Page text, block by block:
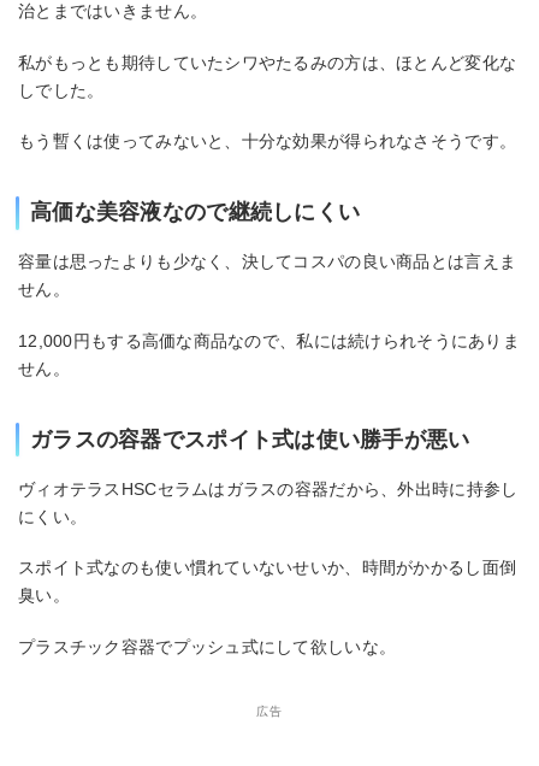
治とまではいきません。
私がもっとも期待していたシワやたるみの方は、ほとんど変化な
しでした。
もう暫くは使ってみないと、十分な効果が得られなさそうです。
高価な美容液なので継続しにくい
容量は思ったよりも少なく、決してコスパの良い商品とは言えま
せん。
12,000円もする高価な商品なので、私には続けられそうにありま
せん。
ガラスの容器でスポイト式は使い勝手が悪い
ヴィオテラスHSCセラムはガラスの容器だから、外出時に持参し
にくい。
スポイト式なのも使い慣れていないせいか、時間がかかるし面倒
臭い。
プラスチック容器でプッシュ式にして欲しいな。
広告